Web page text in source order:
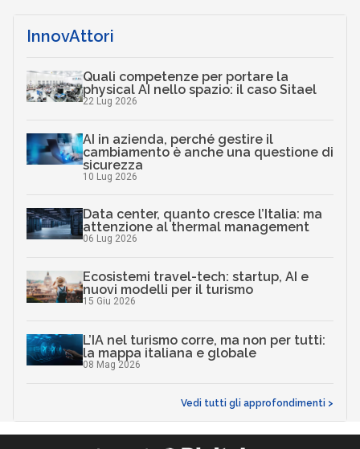
InnovAttori
Quali competenze per portare la
physical AI nello spazio: il caso Sitael
22 Lug 2026
AI in azienda, perché gestire il
cambiamento è anche una questione di
sicurezza
10 Lug 2026
Data center, quanto cresce l’Italia: ma
attenzione al thermal management
06 Lug 2026
Ecosistemi travel-tech: startup, AI e
nuovi modelli per il turismo
15 Giu 2026
L’IA nel turismo corre, ma non per tutti:
la mappa italiana e globale
08 Mag 2026
Vedi tutti gli approfondimenti >